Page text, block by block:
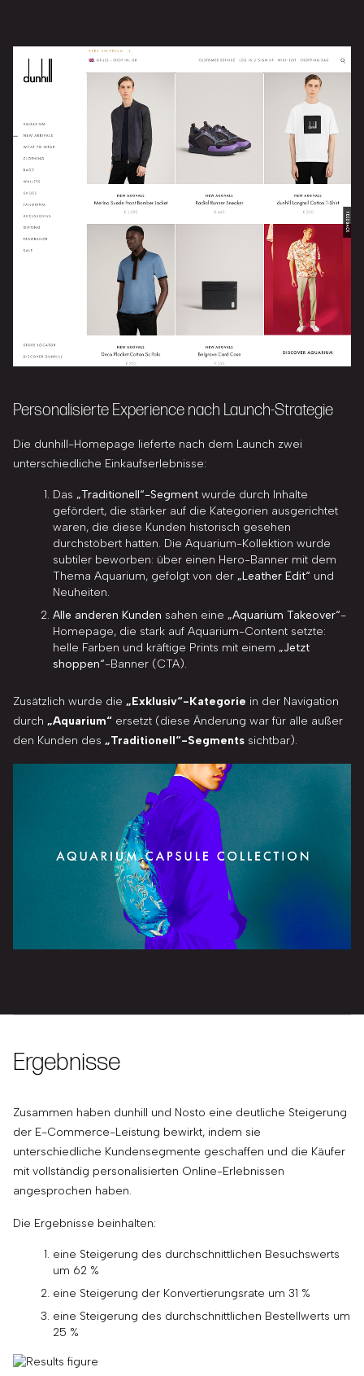
Personalisierte Experience nach Launch-Strategie
Die dunhill-Homepage lieferte nach dem Launch zwei
unterschiedliche Einkaufserlebnisse:
Das „Traditionell“-Segment wurde durch Inhalte
gefördert, die stärker auf die Kategorien ausgerichtet
waren, die diese Kunden historisch gesehen
durchstöbert hatten. Die Aquarium-Kollektion wurde
subtiler beworben: über einen Hero-Banner mit dem
Thema Aquarium, gefolgt von der „Leather Edit“ und
Neuheiten.
Alle anderen Kunden sahen eine „Aquarium Takeover“-
Homepage, die stark auf Aquarium-Content setzte:
helle Farben und kräftige Prints mit einem „Jetzt
shoppen“-Banner (CTA).
Zusätzlich wurde die „Exklusiv“-Kategorie in der Navigation
durch „Aquarium“ ersetzt (diese Änderung war für alle außer
den Kunden des „Traditionell“-Segments sichtbar).
Ergebnisse
Zusammen haben dunhill und Nosto eine deutliche Steigerung
der E-Commerce-Leistung bewirkt, indem sie
unterschiedliche Kundensegmente geschaffen und die Käufer
mit vollständig personalisierten Online-Erlebnissen
angesprochen haben.
Die Ergebnisse beinhalten:
eine Steigerung des durchschnittlichen Besuchswerts
um 62 %
eine Steigerung der Konvertierungsrate um 31 %
eine Steigerung des durchschnittlichen Bestellwerts um
25 %